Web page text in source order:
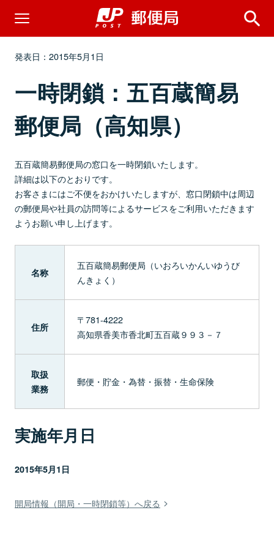
発表日：2015年5月1日
一時閉鎖：五百蔵簡易
郵便局（高知県）
五百蔵簡易郵便局の窓口を一時閉鎖いたします。
詳細は以下のとおりです。
お客さまにはご不便をおかけいたしますが、窓口閉鎖中は周辺
の郵便局や社員の訪問等によるサービスをご利用いただきます
ようお願い申し上げます。
名称
五百蔵簡易郵便局（いおろいかんいゆうび
んきょく）
住所
〒781-4222
高知県香美市香北町五百蔵９９３－７
取扱
業務
郵便・貯金・為替・振替・生命保険
実施年月日
2015年5月1日
開局情報（開局・一時閉鎖等）へ戻る